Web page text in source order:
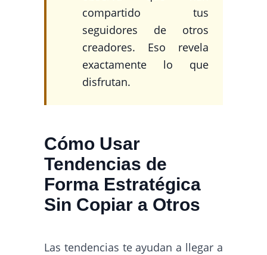
compartido tus
seguidores de otros
creadores. Eso revela
exactamente lo que
disfrutan.
Cómo Usar
Tendencias de
Forma Estratégica
Sin Copiar a Otros
Las tendencias te ayudan a llegar a